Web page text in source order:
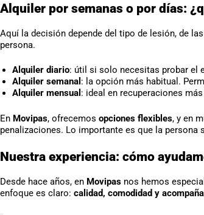
Alquiler por semanas o por días:
Aquí la decisión depende del tipo de lesión, de
persona.
Alquiler diario: útil si solo necesitas probar el
Alquiler semanal : la opción más habitual.
Alquiler mensual : ideal en recuperaciones
En Movipas, ofrecemos opciones flexibles, y en
penalizaciones. Lo importante es que la persona
Nuestra experiencia: cómo
Desde hace años, en Movipas nos hemos
enfoque es claro: calidad, comodidad y